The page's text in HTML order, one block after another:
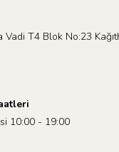
Vadi T4 Blok No:23
10:00 - 19:00